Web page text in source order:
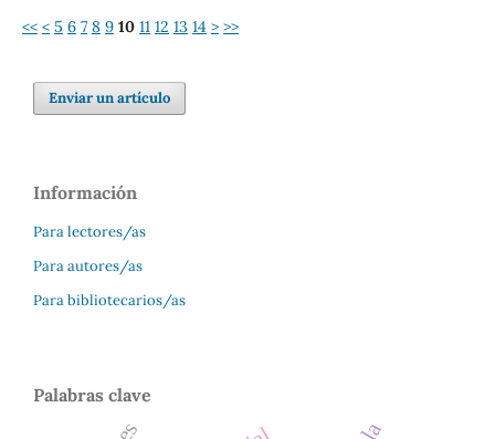
<< < 5 6 7 8 9 10 11 12 13 14 > >>
Enviar un artículo
Información
Para lectores/as
Para autores/as
Para bibliotecarios/as
Palabras clave